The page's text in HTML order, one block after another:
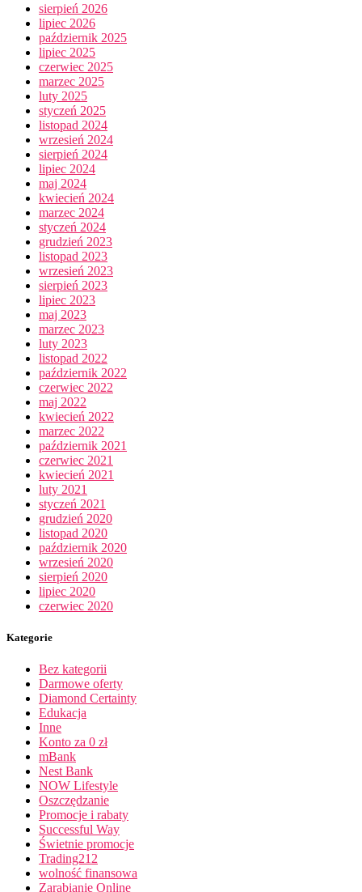
sierpień 2026
lipiec 2026
październik 2025
lipiec 2025
czerwiec 2025
marzec 2025
luty 2025
styczeń 2025
listopad 2024
wrzesień 2024
sierpień 2024
lipiec 2024
maj 2024
kwiecień 2024
marzec 2024
styczeń 2024
grudzień 2023
listopad 2023
wrzesień 2023
sierpień 2023
lipiec 2023
maj 2023
marzec 2023
luty 2023
listopad 2022
październik 2022
czerwiec 2022
maj 2022
kwiecień 2022
marzec 2022
październik 2021
czerwiec 2021
kwiecień 2021
luty 2021
styczeń 2021
grudzień 2020
listopad 2020
październik 2020
wrzesień 2020
sierpień 2020
lipiec 2020
czerwiec 2020
Kategorie
Bez kategorii
Darmowe oferty
Diamond Certainty
Edukacja
Inne
Konto za 0 zł
mBank
Nest Bank
NOW Lifestyle
Oszczędzanie
Promocje i rabaty
Successful Way
Świetnie promocje
Trading212
wolność finansowa
Zarabianie Online